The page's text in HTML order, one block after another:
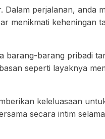
Dalam perjalanan, anda
menikmati keheningan
barang-barang pribadi
seperti layaknya
keleluasaan
secara intim